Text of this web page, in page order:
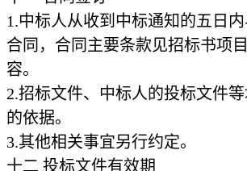
1.中标人从收到中标通知的五日
合同，合同主要条款见招标书项
容。
2.招标文件、中标人的投标文件
的依据。
3.其他相关事宜另行约定。
十二 投标文件有效期